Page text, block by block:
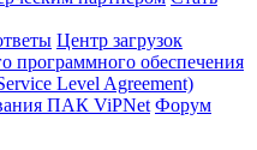
Центр загрузок
программного обеспечения
Level Agreement)
ПАК ViPNet Форум